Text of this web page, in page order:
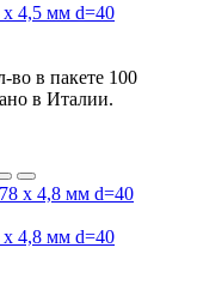
4,5 мм d=40
в пакете 100
в Италии.
4,8 мм d=40